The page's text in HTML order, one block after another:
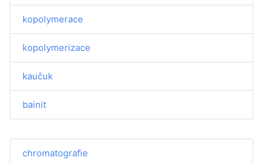
kopolymerace
kopolymerizace
kaučuk
bainit
chromatografie